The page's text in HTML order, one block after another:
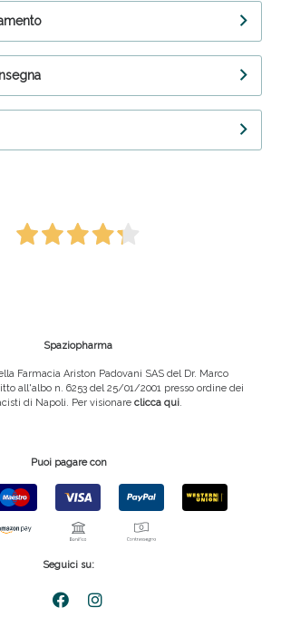
Spaziopharma
Farmacia Ariston Padovani SAS del Dr. Marco
all'albo n. 6253 del 25/01/2001 presso ordine dei
di Napoli. Per visionare clicca qui.
Puoi pagare con
Seguici su: